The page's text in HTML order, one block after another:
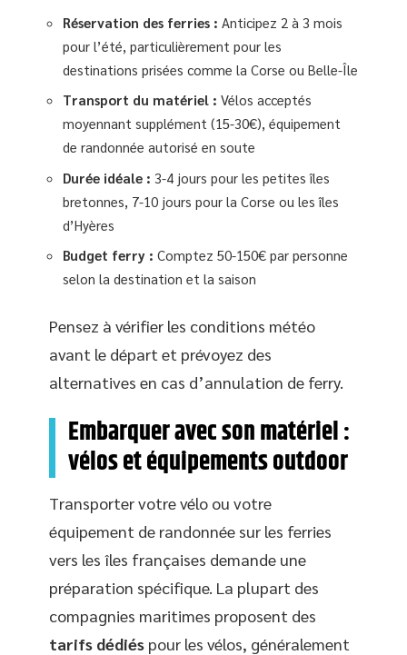
Réservation des ferries : Anticipez 2 à 3 mois
pour l’été, particulièrement pour les
destinations prisées comme la Corse ou Belle-Île
Transport du matériel : Vélos acceptés
moyennant supplément (15-30€), équipement
de randonnée autorisé en soute
Durée idéale : 3-4 jours pour les petites îles
bretonnes, 7-10 jours pour la Corse ou les îles
d’Hyères
Budget ferry : Comptez 50-150€ par personne
selon la destination et la saison
Pensez à vérifier les conditions météo
avant le départ et prévoyez des
alternatives en cas d’annulation de ferry.
Embarquer avec son matériel :
vélos et équipements outdoor
Transporter votre vélo ou votre
équipement de randonnée sur les ferries
vers les îles françaises demande une
préparation spécifique. La plupart des
compagnies maritimes proposent des
tarifs dédiés pour les vélos, généralement